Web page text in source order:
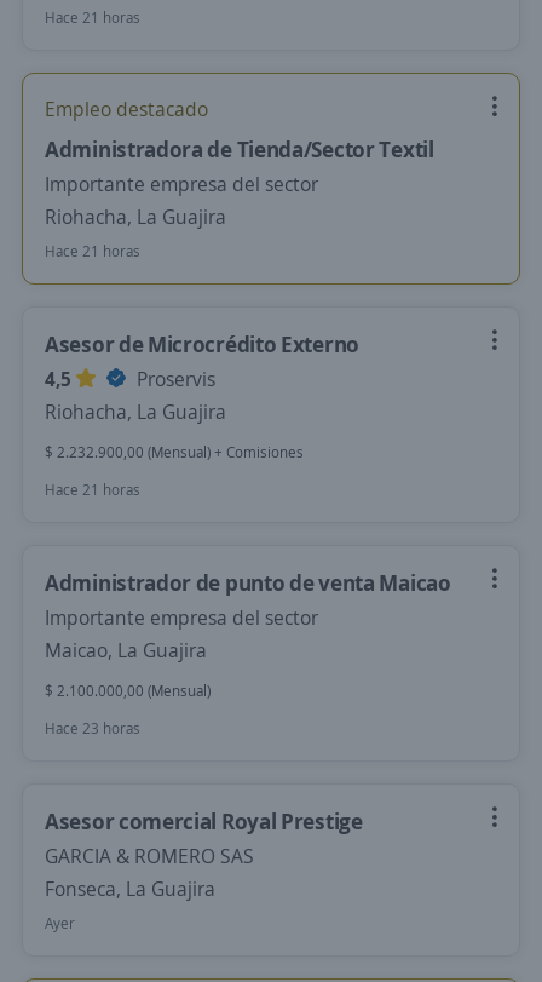
Hace 21 horas
Empleo destacado
Administradora de Tienda/Sector Textil
Importante empresa del sector
Riohacha, La Guajira
Hace 21 horas
Asesor de Microcrédito Externo
4,5
Proservis
Riohacha, La Guajira
$ 2.232.900,00 (Mensual) + Comisiones
Hace 21 horas
Administrador de punto de venta Maicao
Importante empresa del sector
Maicao, La Guajira
$ 2.100.000,00 (Mensual)
Hace 23 horas
Asesor comercial Royal Prestige
GARCIA & ROMERO SAS
Fonseca, La Guajira
Ayer